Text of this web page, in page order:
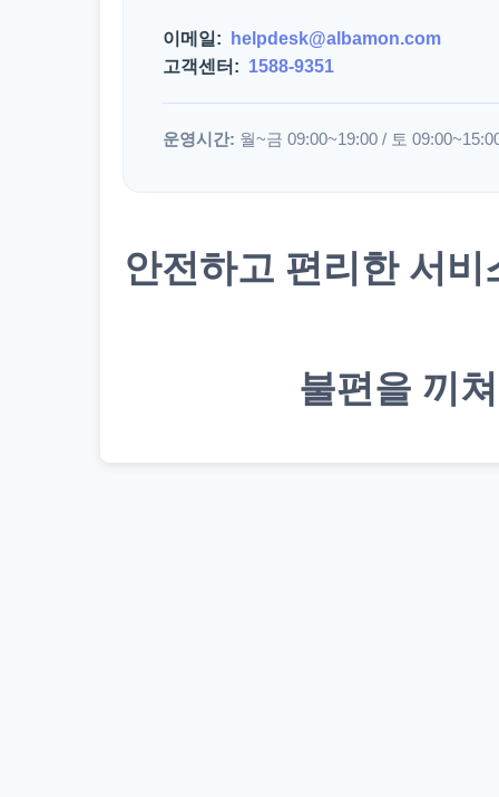
이메일:
helpdesk@albamon.com
고객센터: 1588-9351
운영시간: 월~금 09:00~19:00 / 토
안전하고 편리한 서
불편을 끼